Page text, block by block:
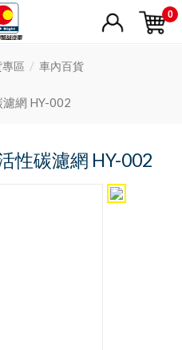
0
區
車內百貨
網 HY-002
性碳濾網 HY-002